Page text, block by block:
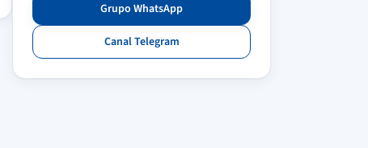
Grupo WhatsApp
Canal Telegram